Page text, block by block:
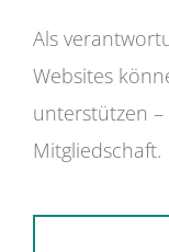
Als
Websites
unterstützen
Mitgliedschaft.